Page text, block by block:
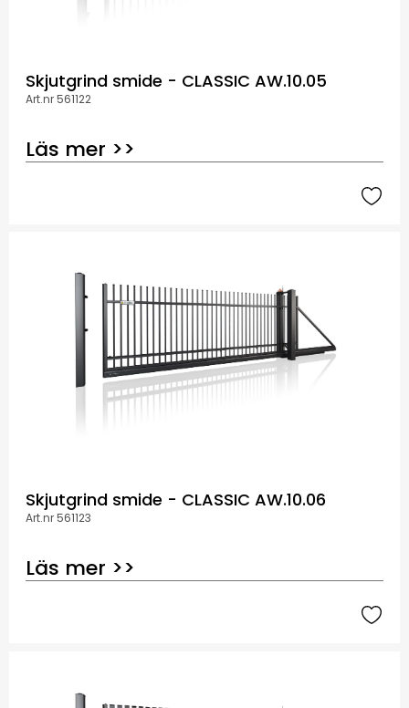
Skjutgrind smide - CLASSIC AW.10.05
Art.nr 561122
Läs mer >>
Skjutgrind smide - CLASSIC AW.10.06
Art.nr 561123
Läs mer >>